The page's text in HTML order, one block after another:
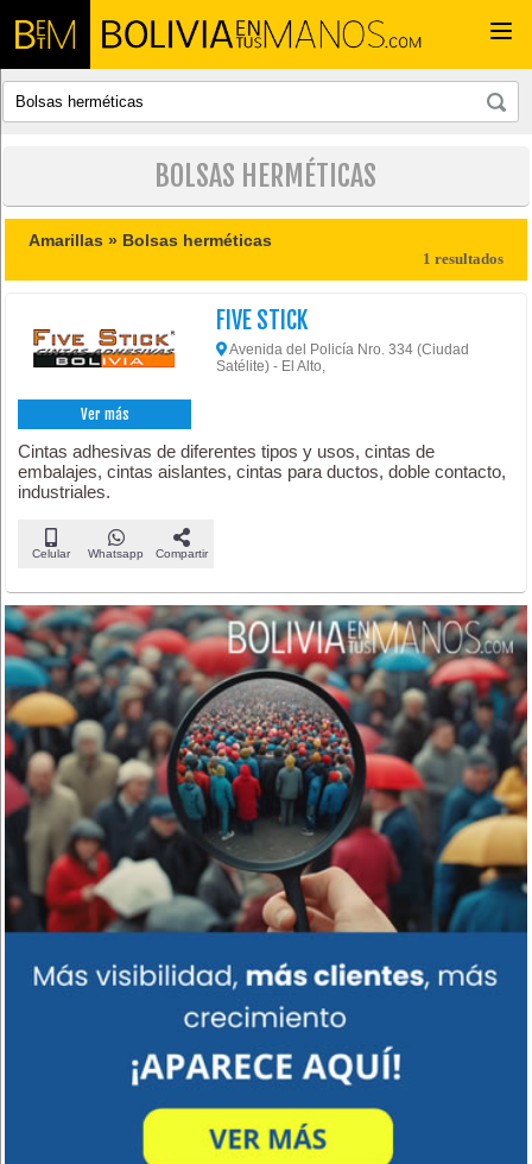
BOLSAS HERMÉTICAS
Amarillas » Bolsas herméticas
1 resultados
Ver más
FIVE STICK
Avenida del Policía Nro. 334 (Ciudad
Satélite) - El Alto,
Cintas adhesivas de diferentes tipos y usos, cintas de
embalajes, cintas aislantes, cintas para ductos, doble contacto,
industriales.
Celular Whatsapp Compartir